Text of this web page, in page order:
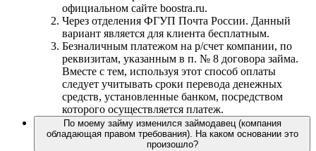
официальном сайте boostra.ru.
Через отделения ФГУП Почта России. Данный
вариант является для клиента бесплатным.
Безналичным платежом на р/счет компании, по
реквизитам, указанным в п. № 8 договора займа.
Вместе с тем, используя этот способ оплаты
следует учитывать сроки перевода денежных
средств, установленные банком, посредством
которого осуществляется платеж.
По моему займу изменился займодавец (компания
обладающая правом требования). На каком основании это
произошло?